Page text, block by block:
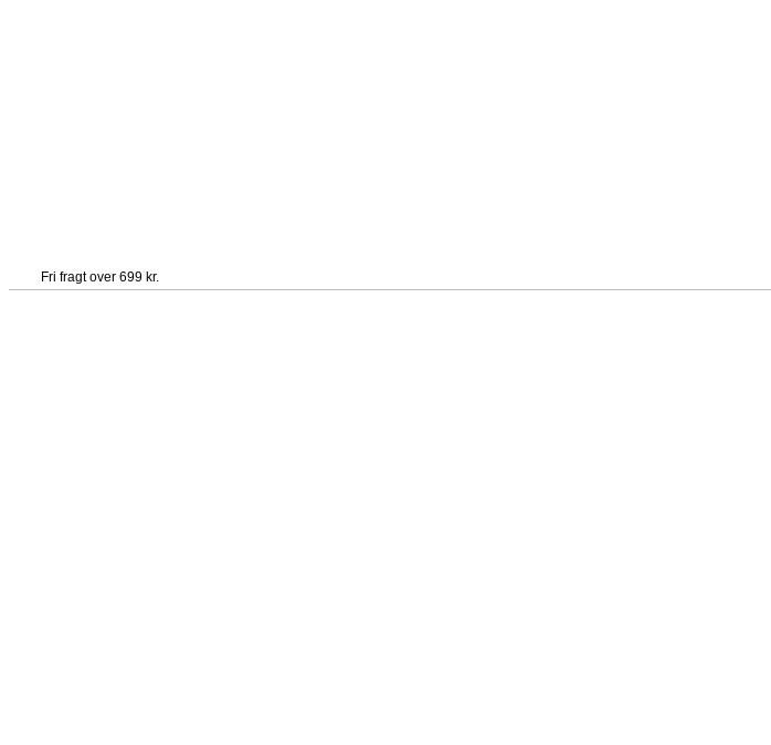
Fri fragt over 699 kr.